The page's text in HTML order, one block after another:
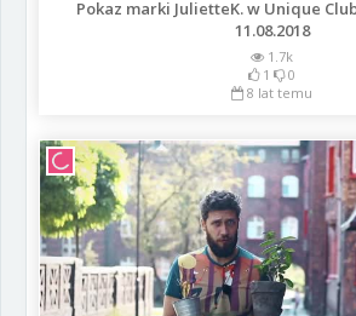
Pokaz marki JulietteK. w Unique
11.08.2018
1.7k
1
0
8 lat temu